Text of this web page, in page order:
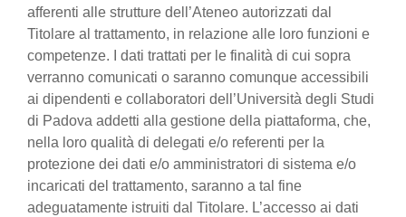
afferenti alle strutture dell’Ateneo autorizzati dal
Titolare al trattamento, in relazione alle loro funzioni e
competenze. I dati trattati per le finalità di cui sopra
verranno comunicati o saranno comunque accessibili
ai dipendenti e collaboratori dell’Università degli Studi
di Padova addetti alla gestione della piattaforma, che,
nella loro qualità di delegati e/o referenti per la
protezione dei dati e/o amministratori di sistema e/o
incaricati del trattamento, saranno a tal fine
adeguatamente istruiti dal Titolare. L’accesso ai dati